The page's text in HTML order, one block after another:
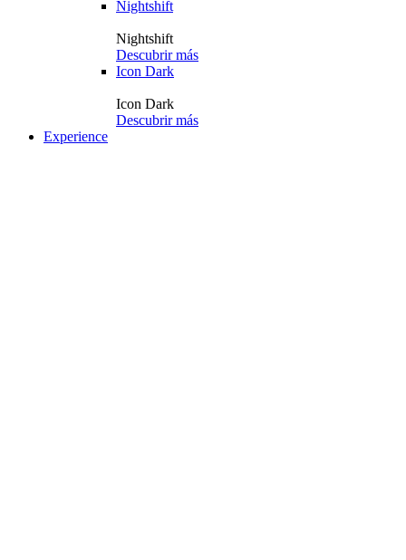
Nightshift
Nightshift
Descubrir más
Icon Dark
Icon Dark
Descubrir más
Experience